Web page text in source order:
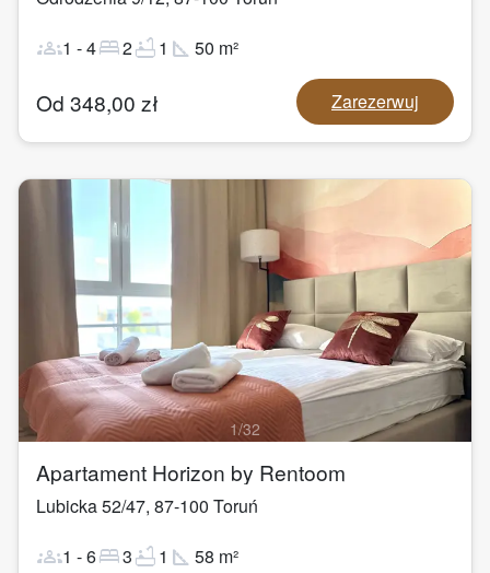
groups1 -4bed2bathtub1 square_foot 50 m²
Od 348,00 zł Zarezerwuj
1/32
Apartament Horizon by Rentoom
Lubicka 52/47, 87-100 Toruń
groups1 -6bed3bathtub1 square_foot 58 m²